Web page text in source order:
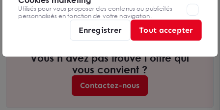
06200 NICE
De 36 m² à 927 m²
Dès 157 590 € HTHC/an
Vous n’avez pas trouvé l’offre qui
vous convient ?
Contactez-nous
Utilisés pour vous proposer des contenus ou publicités
personnalisés en fonction de votre navigation.
Enregistrer Tout accepter